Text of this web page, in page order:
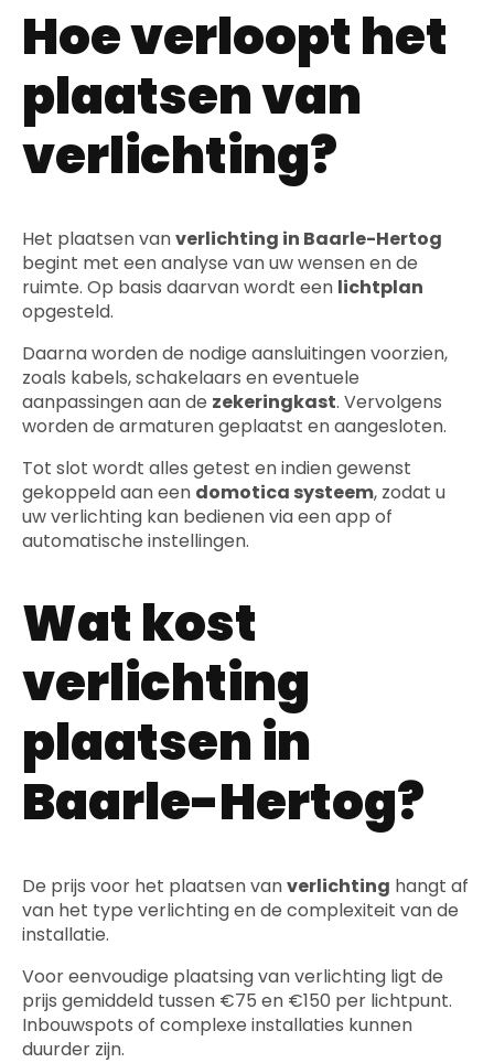
Hoe verloopt het
plaatsen van
verlichting?
Het plaatsen vanverlichting in Baarle-Hertog
begint met een analyse van uw wensen en de
ruimte. Op basis daarvan wordt een lichtplan
opgesteld.
Daarna worden de nodige aansluitingen voorzien,
zoals kabels, schakelaars en eventuele
aanpassingen aan de zekeringkast. Vervolgens
worden de armaturen geplaatst en aangesloten.
Tot slot wordt alles getest en indien gewenst
gekoppeld aan een domotica systeem, zodat u
uw verlichting kan bedienen via een app of
automatische instellingen.
Wat kost
verlichting
plaatsen in
Baarle-Hertog?
De prijs voor het plaatsen vanverlichting hangt af
van het type verlichting en de complexiteit van de
installatie.
Voor eenvoudige plaatsing van verlichting ligt de
prijs gemiddeld tussen €75 en €150 per lichtpunt.
Inbouwspots of complexe installaties kunnen
duurder zijn.